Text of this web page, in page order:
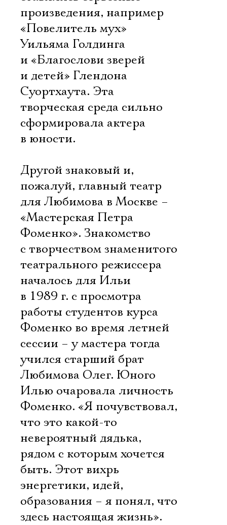
произведения, например
«Повелитель мух»
Уильяма Голдинга
и «Благослови зверей
и детей» Глендона
Суортхаута. Эта
творческая среда сильно
сформировала актера
в юности.
Другой знаковый и,
пожалуй, главный театр
для Любимова в Москве –
«Мастерская Петра
Фоменко». Знакомство
с творчеством знаменитого
театрального режиссера
началось для Ильи
в 1989 г. с просмотра
работы студентов курса
Фоменко во время летней
сессии – у мастера тогда
учился старший брат
Любимова Олег. Юного
Илью очаровала личность
Фоменко. «Я почувствовал,
что это какой-то
невероятный дядька,
рядом с которым хочется
быть. Этот вихрь
энергетики, идей,
образования – я понял, что
здесь настоящая жизнь».